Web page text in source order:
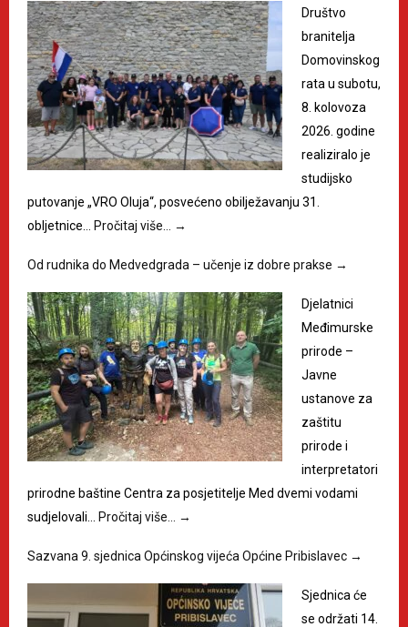
Društvo
branitelja
Domovinskog
rata u subotu,
8. kolovoza
2026. godine
realiziralo je
studijsko
putovanje „VRO Oluja“, posvećeno obilježavanju 31.
obljetnice… Pročitaj više… →
Od rudnika do Medvedgrada – učenje iz dobre prakse →
Djelatnici
Međimurske
prirode –
Javne
ustanove za
zaštitu
prirode i
interpretatori
prirodne baštine Centra za posjetitelje Med dvemi vodami
sudjelovali… Pročitaj više… →
Sazvana 9. sjednica Općinskog vijeća Općine Pribislavec →
Sjednica će
se održati 14.